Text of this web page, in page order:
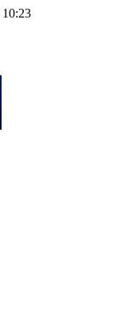
10:23